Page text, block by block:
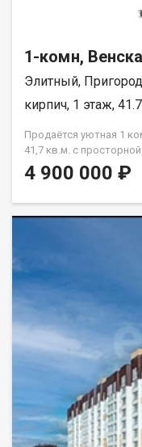
1-комн,
Элитный,
кирпич, 1 этаж,
Продаётся уютная 1
41,7 кв.м. с
доме по адресу: п.
ул.Венская, д.
возможность для тех,
природу городской
сообщение позволит
города. Дворы без
жителей
спортивные
дорожки и
количество
территории и
4 900 000 ₽